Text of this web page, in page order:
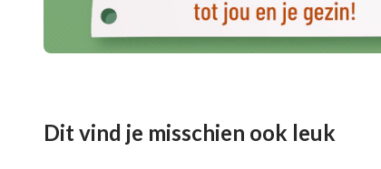
het moment dat hun verschijnen werd
bossen’ en ‘namen ze bezit van de
en bossen en daarom waren ze zo wild
genoemd, puur omdat, van alle
Dit vind je misschien ook leuk